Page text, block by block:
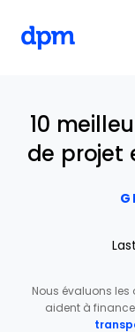
10
de projet
Nous évaluons
aident à